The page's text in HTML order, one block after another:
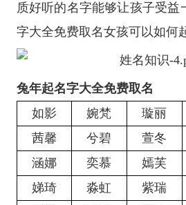
质好听的名字能够让孩子受益
字大全免费取名女孩可以如何
兔年起名字大全免费取名
如影
婉梵 璇丽
茜馨
兮碧 萱冬
涵娜
奕慕 嫣芙
娣琦
淼虹 紫瑞